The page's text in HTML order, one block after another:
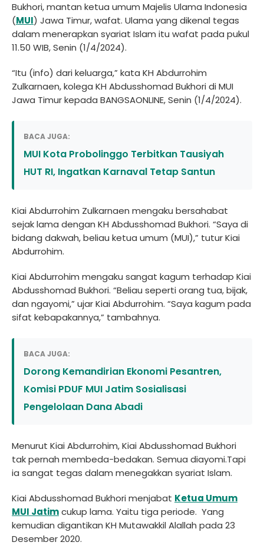
Bukhori, mantan ketua umum Majelis Ulama Indonesia
(MUI) Jawa Timur, wafat. Ulama yang dikenal tegas
dalam menerapkan syariat Islam itu wafat pada pukul
11.50 WIB, Senin (1/4/2024).
“Itu (info) dari keluarga,” kata KH Abdurrohim
Zulkarnaen, kolega KH Abdusshomad Bukhori di MUI
Jawa Timur kepada BANGSAONLINE, Senin (1/4/2024).
BACA JUGA:
MUI Kota Probolinggo Terbitkan Tausiyah
HUT RI, Ingatkan Karnaval Tetap Santun
Kiai Abdurrohim Zulkarnaen mengaku bersahabat
sejak lama dengan KH Abdusshomad Bukhori. “Saya di
bidang dakwah, beliau ketua umum (MUI),” tutur Kiai
Abdurrohim.
Kiai Abdurrohim mengaku sangat kagum terhadap Kiai
Abdusshomad Bukhori. “Beliau seperti orang tua, bijak,
dan ngayomi,” ujar Kiai Abdurrohim. “Saya kagum pada
sifat kebapakannya,” tambahnya.
BACA JUGA:
Dorong Kemandirian Ekonomi Pesantren,
Komisi PDUF MUI Jatim Sosialisasi
Pengelolaan Dana Abadi
Menurut Kiai Abdurrohim, Kiai Abdusshomad Bukhori
tak pernah membeda-bedakan. Semua diayomi.Tapi
ia sangat tegas dalam menegakkan syariat Islam.
Kiai Abdusshomad Bukhori menjabat Ketua Umum
MUI Jatimcukup lama. Yaitu tiga periode. Yang
kemudian digantikan KH Mutawakkil Alallah pada 23
Desember 2020.